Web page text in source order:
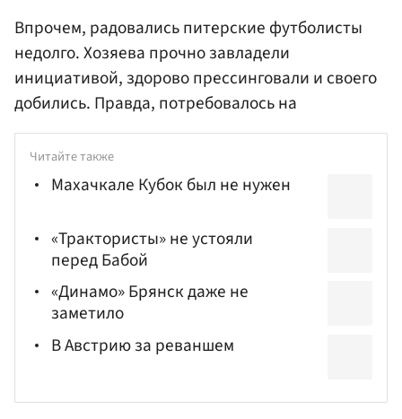
Впрочем, радовались питерские футболисты
недолго. Хозяева прочно завладели
инициативой, здорово прессинговали и своего
добились. Правда, потребовалось на
Читайте также
Махачкале Кубок был не нужен
«Трактористы» не устояли
перед Бабой
«Динамо» Брянск даже не
заметило
В Австрию за реваншем